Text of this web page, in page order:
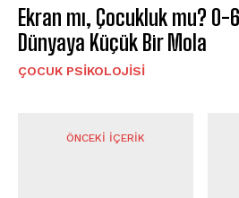
Ekran mı, Çocukluk mu? 0-
Dünyaya Küçük Bir Mola
ÇOCUK PSIKOLOJISI
ÖNCEKI İÇERIK